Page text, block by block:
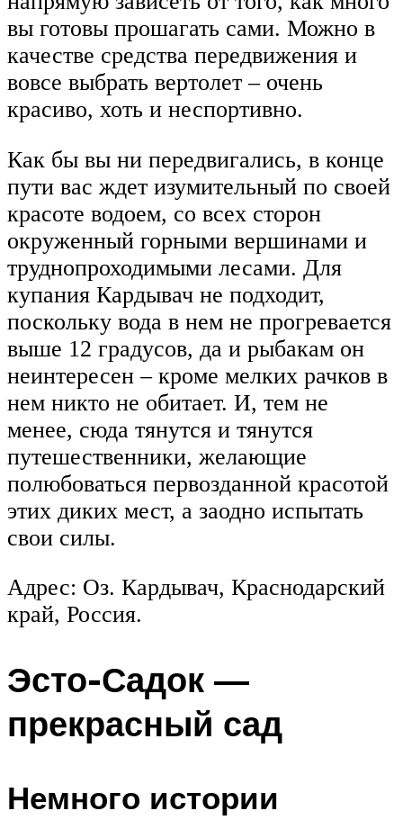
вы готовы прошагать сами. Можно в
качестве средства передвижения и
вовсе выбрать вертолет – очень
красиво, хоть и неспортивно.
Как бы вы ни передвигались, в конце
пути вас ждет изумительный по своей
красоте водоем, со всех сторон
окруженный горными вершинами и
труднопроходимыми лесами. Для
купания Кардывач не подходит,
поскольку вода в нем не прогревается
выше 12 градусов, да и рыбакам он
неинтересен – кроме мелких рачков в
нем никто не обитает. И, тем не
менее, сюда тянутся и тянутся
путешественники, желающие
полюбоваться первозданной красотой
этих диких мест, а заодно испытать
свои силы.
Адрес: Оз. Кардывач, Краснодарский
край, Россия.
Эсто-Садок —
прекрасный сад
Немного истории